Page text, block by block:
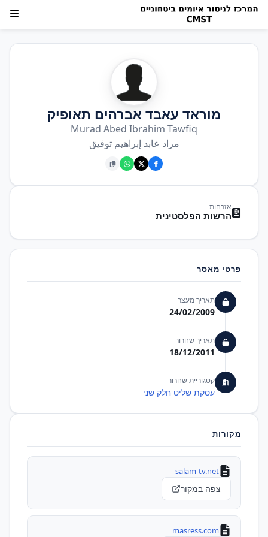
מוראד עאבד אברהים תאופיק
Murad Abed Ibrahim Tawfiq
مراد عابد إبراهيم توفيق
אזרחות
הרשות הפלסטינית
פרטי מאסר
תאריך מעצר
24/02/2009
תאריך שחרור
18/12/2011
קטגוריית שחרור
עסקת שליט חלק שני
מקורות
salam-tv.net
צפה במקור
masress.com